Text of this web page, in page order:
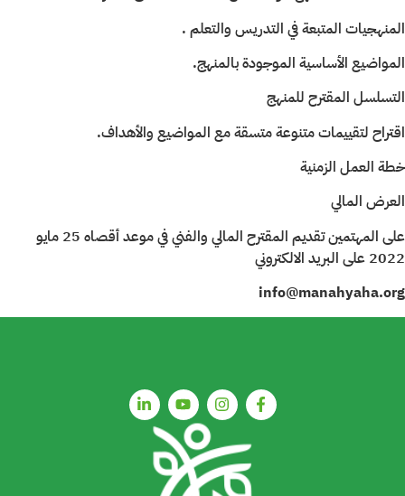
المنهجيات المتبعة في التدريس والتعلم .
المواضيع الأساسية الموجودة بالمنهج.
التسلسل المقترح للمنهج
اقتراح لتقييمات متنوعة متسقة مع المواضيع والأهداف.
خطة العمل الزمنية
العرض المالي
على المهتمين تقديم المقترح المالي والفني في موعد أقصاه 25 مايو
2022 على البريد الالكتروني
info@manahyaha.org